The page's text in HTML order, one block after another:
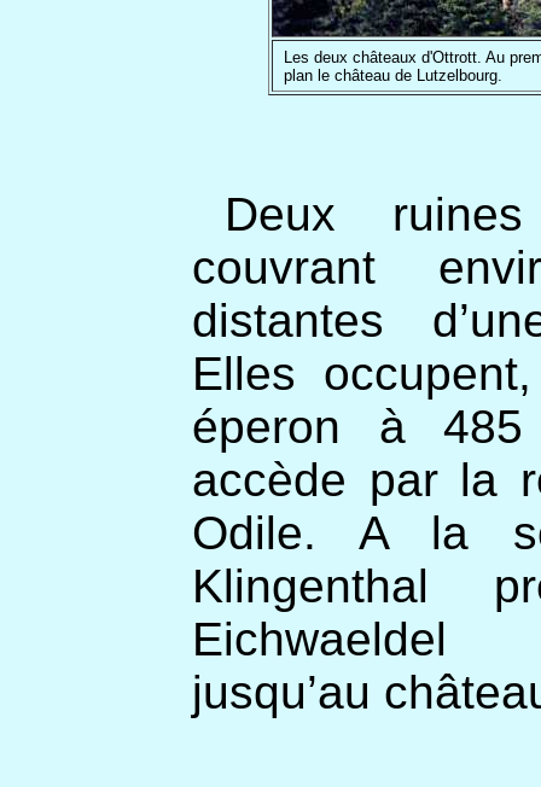
Les deux châteaux d'Ottrott. Au
plan le château de Lutzelbourg.
Deux
couvrant
distantes
Elles
éperon à
accède par la
Odile. A la
Klingenthal
jusqu’au